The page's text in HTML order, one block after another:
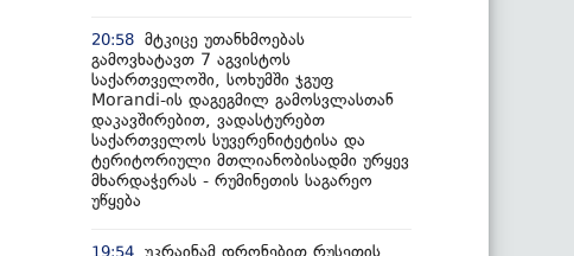
20:58 მტკიცე უთანხმოებას
გამოვხატავთ 7 აგვისტოს
საქართველოში, სოხუმში ჯგუფ
Morandi-ის დაგეგმილ გამოსვლასთან
დაკავშირებით, ვადასტურებთ
საქართველოს სუვერენიტეტისა და
ტერიტორიული მთლიანობისადმი ურყევ
მხარდაჭერას - რუმინეთის საგარეო
უწყება
19:54 უკრაინამ დრონებით რუსეთის